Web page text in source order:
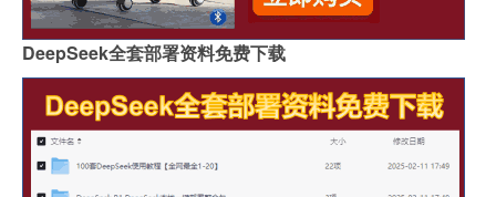
DeepSeek全套部署资料免费下载